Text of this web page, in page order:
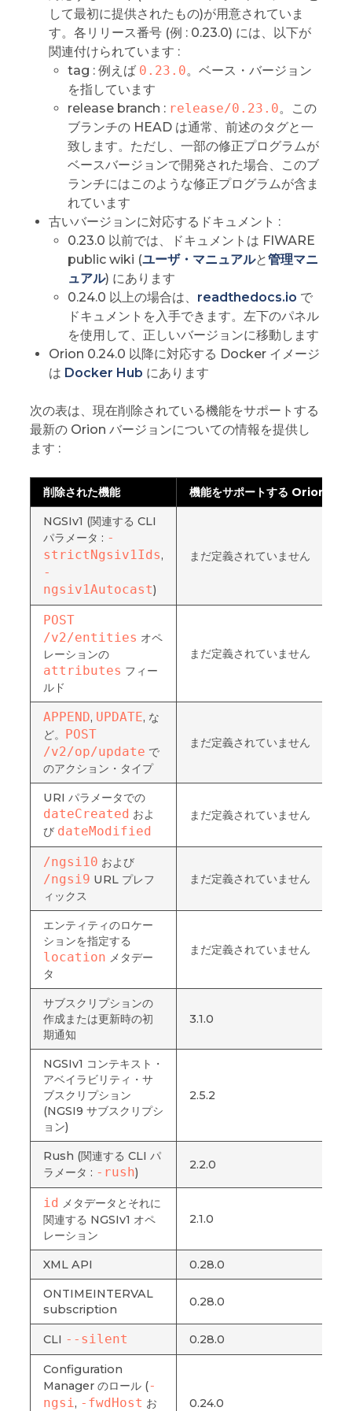
して最初に提供されたもの)が用意されていま
す。各リリース番号 (例 : 0.23.0) には、以下が
関連付けられています :
tag : 例えば 0.23.0。ベース・バージョン
を指しています
release branch : release/0.23.0。この
ブランチの HEAD は通常、前述のタグと一
致します。ただし、一部の修正プログラムが
ベースバージョンで開発された場合、このブ
ランチにはこのような修正プログラムが含ま
れています
古いバージョンに対応するドキュメント :
0.23.0 以前では、ドキュメントは FIWARE
public wiki (ユーザ・マニュアルと管理マニ
ュアル) にあります
0.24.0 以上の場合は、 readthedocs.io で
ドキュメントを入手できます。左下のパネル
を使用して、正しいバージョンに移動します
Orion 0.24.0 以降に対応する Docker イメージ
は Docker Hub にあります
次の表は、現在削除されている機能をサポートする
最新の Orion バージョンについての情報を提供し
ます :
削除された機能 機能をサポートする Orion ラ
NGSIv1 (関連する CLI
パラメータ : -
strictNgsiv1Ids,
-
ngsiv1Autocast)
まだ定義されていません
POST
/v2/entities オペ
レーションの
attributes フィー
ルド
まだ定義されていません
APPEND, UPDATE, な
ど。 POST
/v2/op/update で
のアクション・タイプ
まだ定義されていません
URI パラメータでの
dateCreated およ
び dateModified
まだ定義されていません
/ngsi10 および
/ngsi9 URL プレフ
ィックス
まだ定義されていません
エンティティのロケー
ションを指定する
location メタデー
タ
まだ定義されていません
サブスクリプションの
作成または更新時の初
期通知
3.1.0
NGSIv1 コンテキスト・
アベイラビリティ・サ
ブスクリプション
(NGSI9 サブスクリプシ
ョン)
2.5.2
Rush (関連する CLI パ
ラメータ : -rush)
2.2.0
id メタデータとそれに
関連する NGSIv1 オペ
レーション
2.1.0
XML API 0.28.0
ONTIMEINTERVAL
subscription
0.28.0
CLI --silent 0.28.0
Configuration
Manager のロール (-
ngsi, -fwdHost お 0.24.0